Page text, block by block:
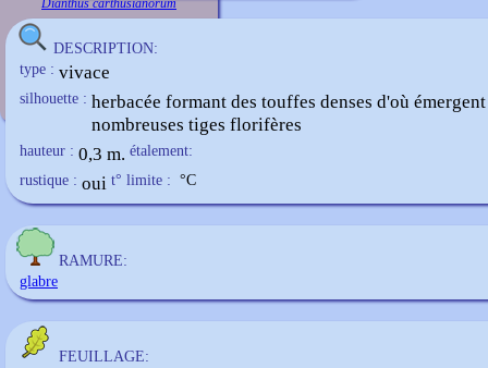
Dianthus carthusianorum
DESCRIPTION:
type : vivace
silhouette : herbacée formant des touffes denses d'où
nombreuses tiges florifères
hauteur : 0,3 m. étalement:
rustique : oui t° limite : °C
RAMURE:
glabre
FEUILLAGE: